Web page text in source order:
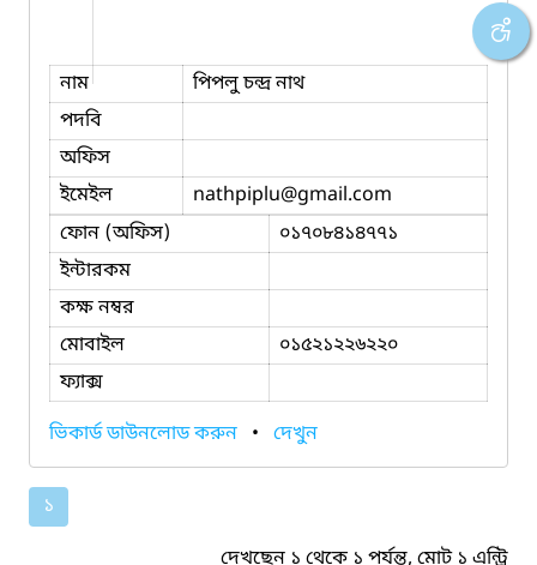
নাম
পিপলু চন্দ্র নাথ
পদবি
অফিস
ইমেইল
nathpiplu@gmail.com
ফোন (অফিস)
০১৭০৮৪১৪৭৭১
ইন্টারকম
কক্ষ নম্বর
মোবাইল
০১৫২১২২৬২২০
ফ্যাক্স
ভিকার্ড ডাউনলোড করুন • দেখুন
১
দেখছেন ১ থেকে ১ পর্যন্ত, মোট ১ এন্ট্রি